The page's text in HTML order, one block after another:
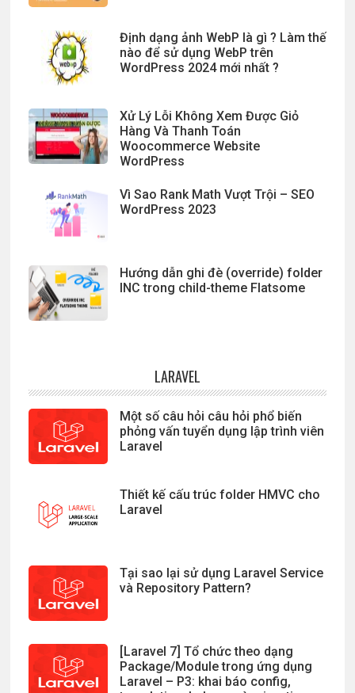
Định dạng ảnh WebP là gì ? Làm thế
nào để sử dụng WebP trên
WordPress 2024 mới nhất ?
Xử Lý Lỗi Không Xem Được Giỏ
Hàng Và Thanh Toán
Woocommerce Website
WordPress
Vì Sao Rank Math Vượt Trội – SEO
WordPress 2023
Hướng dẫn ghi đè (override) folder
INC trong child-theme Flatsome
LARAVEL
Một số câu hỏi câu hỏi phổ biến
phỏng vấn tuyển dụng lập trình viên
Laravel
Thiết kế cấu trúc folder HMVC cho
Laravel
Tại sao lại sử dụng Laravel Service
và Repository Pattern?
[Laravel 7] Tổ chức theo dạng
Package/Module trong ứng dụng
Laravel – P3: khai báo config,